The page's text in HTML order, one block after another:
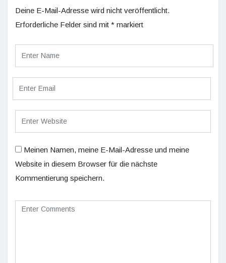
Deine E-Mail-Adresse wird nicht veröffentlicht.
Erforderliche Felder sind mit * markiert
Meinen Namen, meine E-Mail-Adresse und meine
Website in diesem Browser für die nächste
Kommentierung speichern.